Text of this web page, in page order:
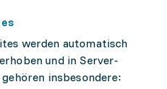
werden automatisch
und in Server-
insbesondere: